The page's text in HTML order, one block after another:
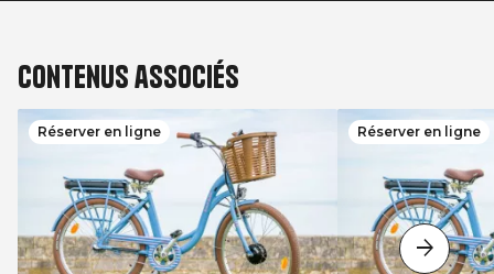
Contenus associés
Réserver en ligne Réserver en ligne